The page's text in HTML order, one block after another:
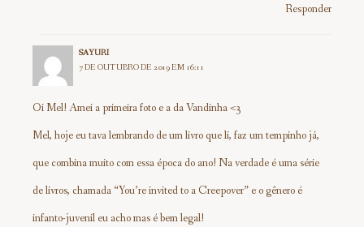
Responder
SAYURI
7 DE OUTUBRO DE 2019 EM 16:11
Oi Mel! Amei a primeira foto e a da Vandinha <3
Mel, hoje eu tava lembrando de um livro que li, faz um tempinho já,
que combina muito com essa época do ano! Na verdade é uma série
de livros, chamada “You’re invited to a Creepover” e o gênero é
infanto-juvenil eu acho mas é bem legal!